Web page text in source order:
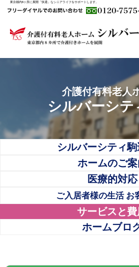
東京都内8ヶ所に展開「快適」なシニアライフをサポートします。
介護付有料老人
シルバーシテ
シルバーシティ
ホームのご
医療的対応
ご入居者様の生活 お
サービスと費
ホームブロ